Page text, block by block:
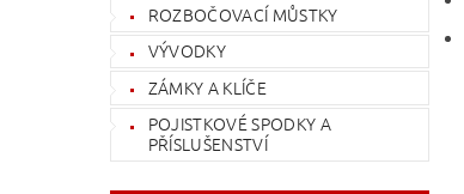
ROZBOČOVACÍ MŮSTKY
VÝVODKY
ZÁMKY A KLÍČE
POJISTKOVÉ SPODKY A
PŘÍSLUŠENSTVÍ